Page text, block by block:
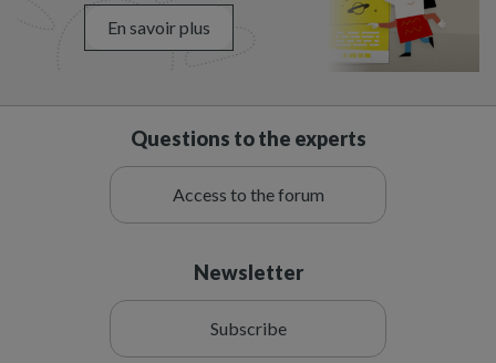
En savoir plus
Questions to the experts
Access to the forum
Newsletter
Subscribe